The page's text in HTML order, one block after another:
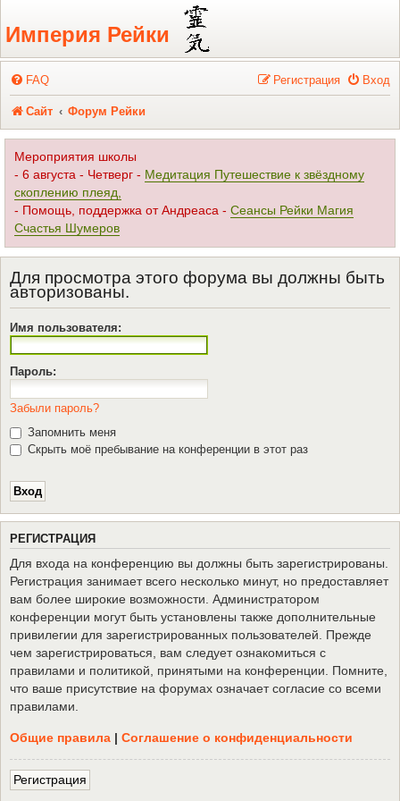
Регистрация
Империя Рейки
FAQ Вход
Регистрация
Сайт Форум Рейки
Мероприятия школы
- 6 августа - Четверг - Медитация Путешествие к звёздному
скоплению плеяд,
- Помощь, поддержка от Андреаса - Сеансы Рейки Магия
Счастья Шумеров
Для просмотра этого форума вы должны быть
авторизованы.
Имя пользователя:
Пароль:
Забыли пароль?
Запомнить меня
Скрыть моё пребывание на конференции в этот раз
РЕГИСТРАЦИЯ
Для входа на конференцию вы должны быть зарегистрированы.
Регистрация занимает всего несколько минут, но предоставляет
вам более широкие возможности. Администратором
конференции могут быть установлены также дополнительные
привилегии для зарегистрированных пользователей. Прежде
чем зарегистрироваться, вам следует ознакомиться с
правилами и политикой, принятыми на конференции. Помните,
что ваше присутствие на форумах означает согласие со всеми
правилами.
Общие правила | Соглашение о конфиденциальности
Регистрация